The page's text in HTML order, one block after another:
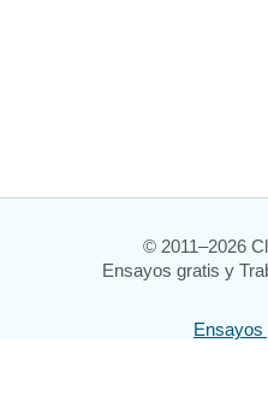
© 2011–2026
Ensayos gratis y
Ensayos